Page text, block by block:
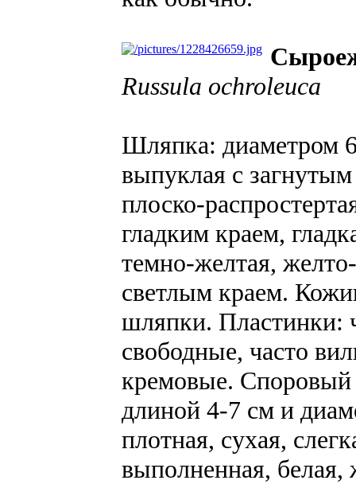
Russula ochroleuca
Шляпка: диаметром
выпуклая с
плоско-
гладким краем,
темно-желтая,
светлым краем.
шляпки. Пластинки:
свободные, часто
кремовые.
длиной 4-7 см и
плотная, сухая,
выполненная, белая,